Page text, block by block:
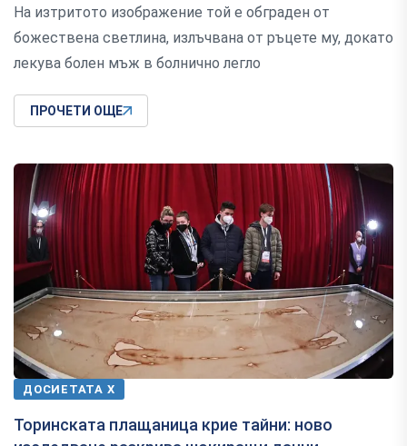
На изтритото изображение той е обграден от
божествена светлина, излъчвана от ръцете му, докато
лекува болен мъж в болнично легло
ПРОЧЕТИ ОЩЕ
ДОСИЕТАТА Х
Торинската плащаница крие тайни: ново